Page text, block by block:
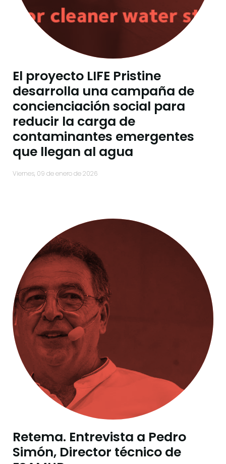
El proyecto LIFE Pristine
desarrolla una campaña de
concienciación social para
reducir la carga de
contaminantes emergentes
que llegan al agua
viernes, 09 de enero de 2026
Retema. Entrevista a Pedro
Simón, Director técnico de